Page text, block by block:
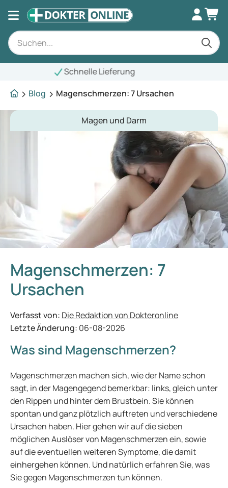
Blog Magenschmerzen: 7 Ursachen
Magen und Darm
Magenschmerzen: 7
Ursachen
Verfasst von: Die Redaktion von Dokteronline
Letzte Änderung: 06-08-2026
Was sind Magenschmerzen?
Magenschmerzen machen sich, wie der Name schon
sagt, in der Magengegend bemerkbar: links, gleich unter
den Rippen und hinter dem Brustbein. Sie können
spontan und ganz plötzlich auftreten und verschiedene
Ursachen haben. Hier gehen wir auf die sieben
möglichen Auslöser von Magenschmerzen ein, sowie
auf die eventuellen weiteren Symptome, die damit
einhergehen können. Und natürlich erfahren Sie, was
Sie gegen Magenschmerzen tun können.